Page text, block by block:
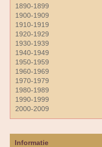
1890-1899
1900-1909
1910-1919
1920-1929
1930-1939
1940-1949
1950-1959
1960-1969
1970-1979
1980-1989
1990-1999
2000-2009
Informatie